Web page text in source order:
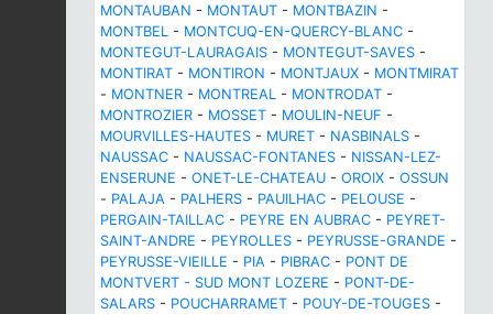
MONTAUBAN - MONTAUT - MONTBAZIN -
MONTBEL - MONTCUQ-EN-QUERCY-BLANC -
MONTEGUT-LAURAGAIS - MONTEGUT-SAVES -
MONTIRAT - MONTIRON - MONTJAUX - MONTMIRAT
- MONTNER - MONTREAL - MONTRODAT -
MONTROZIER - MOSSET - MOULIN-NEUF -
MOURVILLES-HAUTES - MURET - NASBINALS -
NAUSSAC - NAUSSAC-FONTANES - NISSAN-LEZ-
ENSERUNE - ONET-LE-CHATEAU - OROIX - OSSUN
- PALAJA - PALHERS - PAUILHAC - PELOUSE -
PERGAIN-TAILLAC - PEYRE EN AUBRAC - PEYRET-
SAINT-ANDRE - PEYROLLES - PEYRUSSE-GRANDE -
PEYRUSSE-VIEILLE - PIA - PIBRAC - PONT DE
MONTVERT - SUD MONT LOZERE - PONT-DE-
SALARS - POUCHARRAMET - POUY-DE-TOUGES -